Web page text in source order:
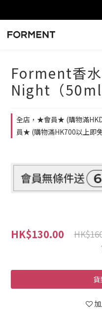
Forment香
Night（50ml
全店，★會員★ (購物滿
員★ (購物滿HK700以上即
HK$130.00